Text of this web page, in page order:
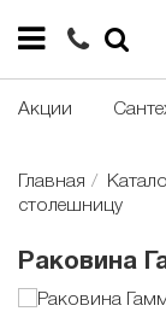
Акции
Главная
столешницу
Раковина